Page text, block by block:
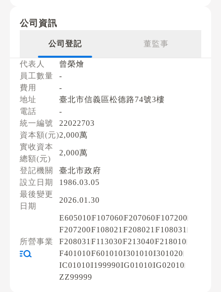
公司資訊
公司登記 董監事
代表人
曾榮燴
員工數量
-
費用
-
地址
臺北市信義區松德路74號3樓
電話
-
統一編號
22022703
資本額(元)2,000萬
實收資本
總額(元)
2,000萬
登記機關
臺北市政府
設立日期
1986.03.05
最後變更
日期
2026.01.30
所營事業
E605010F107060F207060F107200
F207200F108021 F208021 F108031
F208031 F113030F213040F218010
F401010F601010I301010I301020
IC01010I199990IG01010IG02010
ZZ99999